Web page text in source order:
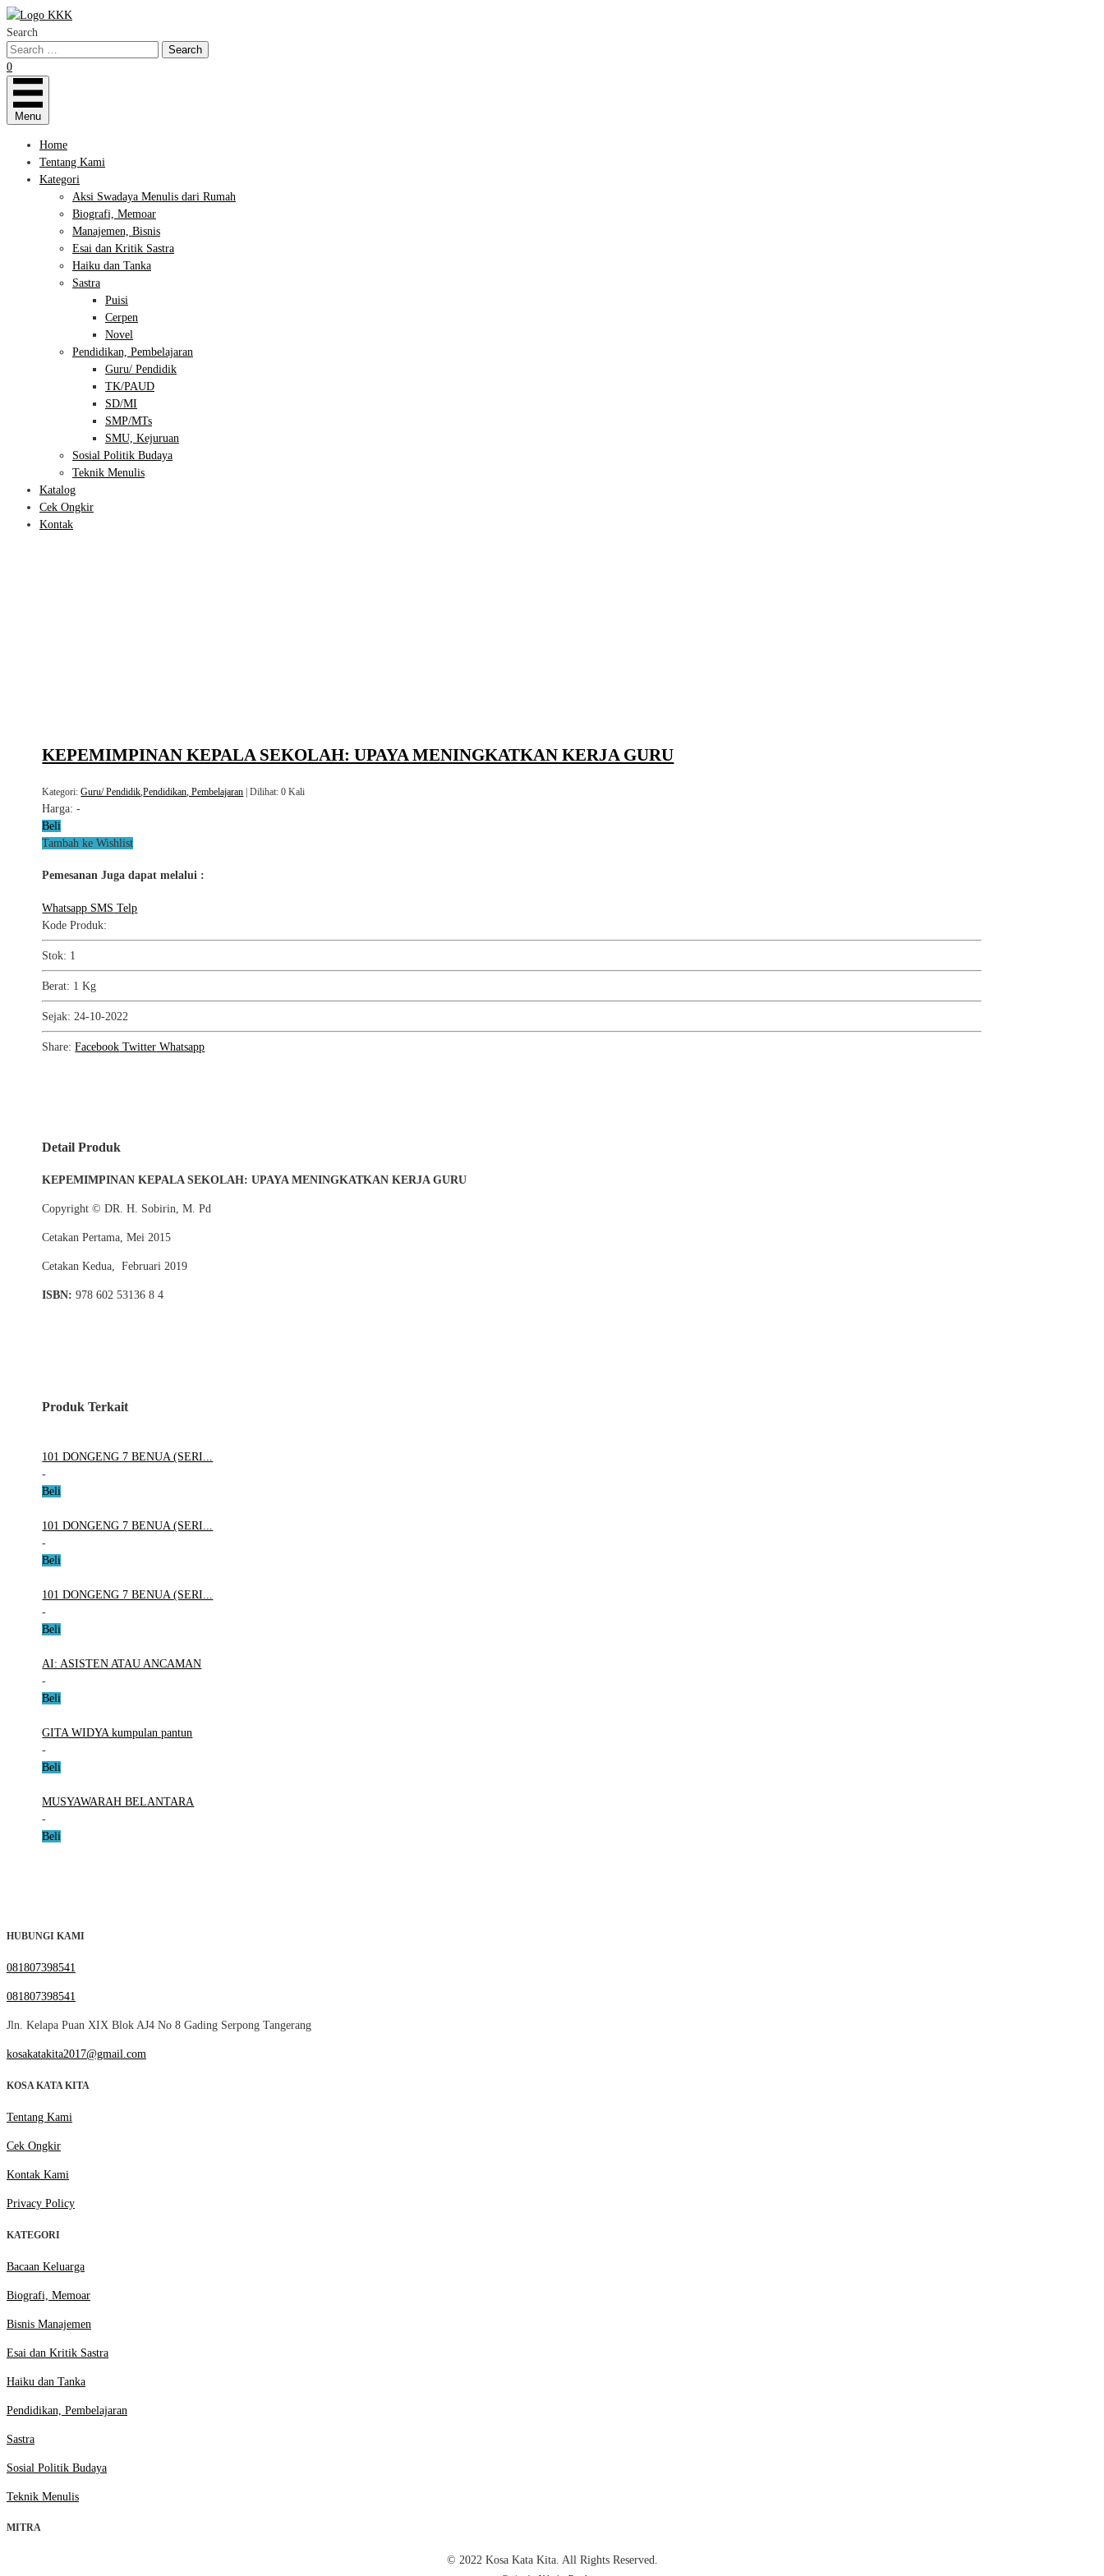
Search
0
Menu
Home
Tentang Kami
Kategori
Aksi Swadaya Menulis dari Rumah
Biografi, Memoar
Manajemen, Bisnis
Esai dan Kritik Sastra
Haiku dan Tanka
Sastra
Puisi
Cerpen
Novel
Pendidikan, Pembelajaran
Guru/ Pendidik
TK/PAUD
SD/MI
SMP/MTs
SMU, Kejuruan
Sosial Politik Budaya
Teknik Menulis
Katalog
Cek Ongkir
Kontak
KEPEMIMPINAN KEPALA SEKOLAH: UPAYA MENINGKATKAN KERJA GURU
Kategori:Guru/ Pendidik,Pendidikan, Pembelajaran | Dilihat: 0 Kali
Harga:-
Beli
Tambah ke Wishlist
Pemesanan Juga dapat melalui :
Whatsapp SMS Telp
Kode Produk:
Stok: 1
Berat: 1 Kg
Sejak: 24-10-2022
Share:Facebook Twitter Whatsapp
Detail Produk
KEPEMIMPINAN KEPALA SEKOLAH: UPAYA MENINGKATKAN KERJA GURU
Copyright © DR. H. Sobirin, M. Pd
Cetakan Pertama, Mei 2015
Cetakan Kedua, Februari 2019
ISBN: 978 602 53136 8 4
Produk Terkait
101 DONGENG 7 BENUA (SERI...
-
Beli
101 DONGENG 7 BENUA (SERI...
-
Beli
101 DONGENG 7 BENUA (SERI...
-
Beli
AI: ASISTEN ATAU ANCAMAN
-
Beli
GITA WIDYA kumpulan pantun
-
Beli
MUSYAWARAH BELANTARA
-
Beli
HUBUNGI KAMI
081807398541
081807398541
Jln. Kelapa Puan XIX Blok AJ4 No 8 Gading Serpong Tangerang
kosakatakita2017@gmail.com
KOSA KATA KITA
Tentang Kami
Cek Ongkir
Kontak Kami
Privacy Policy
KATEGORI
Bacaan Keluarga
Biografi, Memoar
Bisnis Manajemen
Esai dan Kritik Sastra
Haiku dan Tanka
Pendidikan, Pembelajaran
Sastra
Sosial Politik Budaya
Teknik Menulis
MITRA
© 2022 Kosa Kata Kita. All Rights Reserved.